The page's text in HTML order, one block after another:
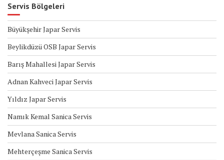
Servis Bölgeleri
Büyükşehir Japar Servis
Beylikdüzü OSB Japar Servis
Barış Mahallesi Japar Servis
Adnan Kahveci Japar Servis
Yıldız Japar Servis
Namık Kemal Sanica Servis
Mevlana Sanica Servis
Mehterçeşme Sanica Servis